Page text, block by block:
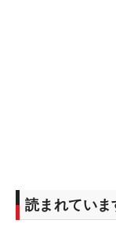
読まれていま